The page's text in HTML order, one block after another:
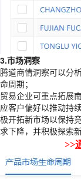
3.市场洞察
腾道商情洞察可以分
命周期；
贸易企业可重点拓展
应客户偏好以推动持
极开拓新市场以保持
求下降，并积极探索
>>